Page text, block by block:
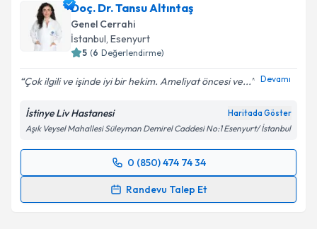
Doç. Dr. Tansu Altıntaş
Genel Cerrahi
İstanbul, Esenyurt
5 (6 Değerlendirme)
Çok ilgili ve işinde iyi bir hekim. Ameliyat öncesi ve... Devamı
İstinye Liv Hastanesi Haritada Göster
Aşık Veysel Mahallesi Süleyman Demirel Caddesi No:1 Esenyurt/ İstanbul
0 (850) 474 74 34
Randevu Talep Et
Randevu Takvimi Talebi